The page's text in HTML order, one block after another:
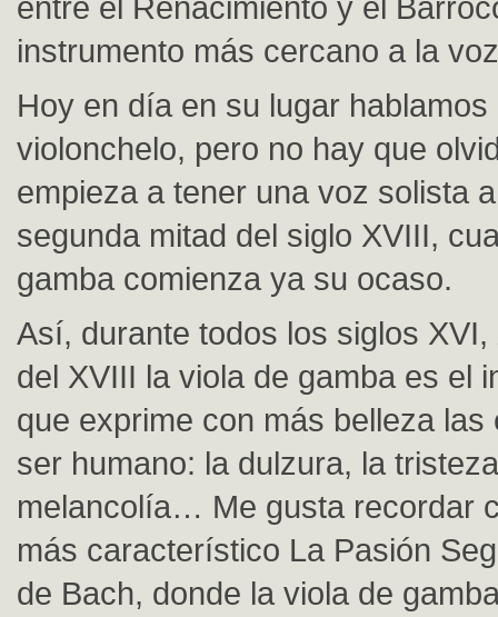
instrumento más cercano a la
Hoy en día en su lugar hablamos
violonchelo, pero no hay que
empieza a tener una voz solista
segunda mitad del siglo XVIII,
gamba comienza ya su ocaso.
Así, durante todos los siglos
del XVIII la viola de gamba es el
que exprime con más belleza las
ser humano: la dulzura, la
melancolía… Me gusta recordar
más característico La Pasión
de Bach, donde la viola de